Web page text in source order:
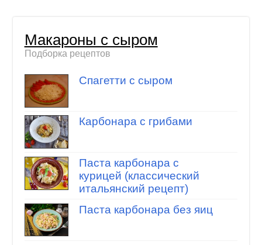
Макароны с сыром
Подборка рецептов
Спагетти с сыром
Карбонара с грибами
Паста карбонара с
курицей (классический
итальянский рецепт)
Паста карбонара без яиц